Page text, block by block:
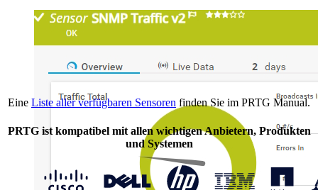
Eine Liste aller verfügbaren Sensoren finden Sie im PRTG Manual.
PRTG ist kompatibel mit allen wichtigen Anbietern, Produkten
und Systemen